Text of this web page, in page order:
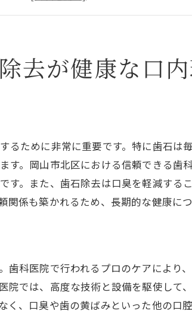
こす健康リスクとは
臭に与える影響
できる歯科医院を選ぶポイントとは
技術を備えた医院
科医師による安心の治療
きる院内環境の確認
の充実度を重視
連性
ぐきの炎症の進行
歯石予防法
去が健康な口
ために非常に重要です。特に歯石は
す。岡山市北区における信頼できる歯
す。また、歯石除去は口臭を軽減する
関係も築かれるため、長期的な健康に
科医院で行われるプロのケアにより
院では、高度な技術と設備を駆使して
、口臭や歯の黄ばみといった他の口